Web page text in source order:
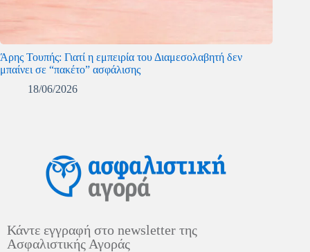
Άρης Τουπής: Γιατί η εμπειρία του Διαμεσολαβητή δεν
μπαίνει σε “πακέτο” ασφάλισης
18/06/2026
Κάντε εγγραφή στο newsletter της
Ασφαλιστικής Αγοράς